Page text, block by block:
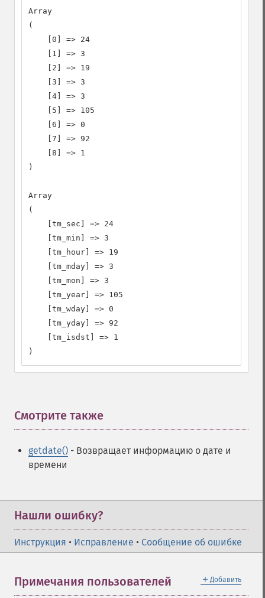
Array
(
    [0] => 24
    [1] => 3
    [2] => 19
    [3] => 3
    [4] => 3
    [5] => 105
    [6] => 0
    [7] => 92
    [8] => 1
)
Array
(
    [tm_sec] => 24
    [tm_min] => 3
    [tm_hour] => 19
    [tm_mday] => 3
    [tm_mon] => 3
    [tm_year] => 105
    [tm_wday] => 0
    [tm_yday] => 92
    [tm_isdst] => 1
)
Смотрите также
getdate() - Возвращает информацию о дате и
времени
Нашли ошибку?
Инструкция • Исправление • Сообщение об ошибке
＋ Добавить
Примечания пользователей